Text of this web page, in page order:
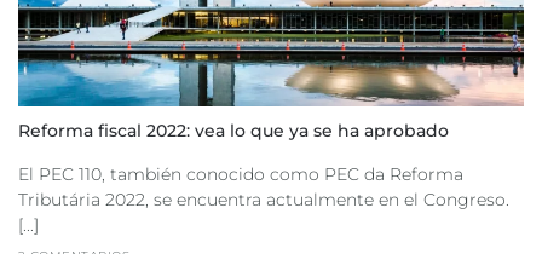
Reforma fiscal 2022: vea lo que ya se ha aprobado
El PEC 110, también conocido como PEC da Reforma
Tributária 2022, se encuentra actualmente en el Congreso.
[...]